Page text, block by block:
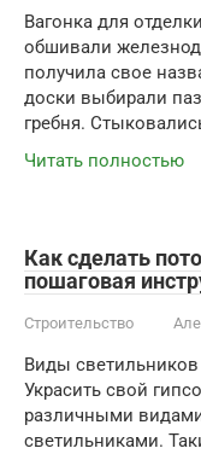
Вагонка для
обшивали
получила свое
доски выбирали
гребня.
Читать полностью
Как сделать
пошаговая
Строительство
Виды светильников
Украсить свой
различными
светильниками.